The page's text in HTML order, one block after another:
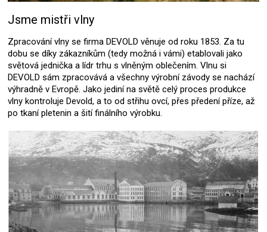
Jsme mistři vlny
Zpracování vlny se firma DEVOLD věnuje od roku 1853. Za tu
dobu se díky zákazníkům (tedy možná i vámi) etablovali jako
světová jednička a lídr trhu s vlněným oblečením. Vlnu si
DEVOLD sám zpracovává a všechny výrobní závody se nachází
výhradně v Evropě. Jako jediní na světě celý proces produkce
vlny kontroluje Devold, a to od střihu ovcí, přes předení příze, až
po tkaní pletenin a šití finálního výrobku.